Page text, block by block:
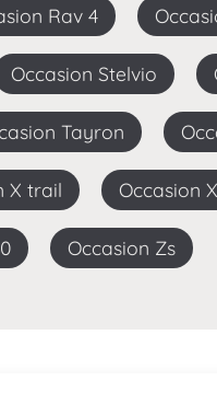
Rav 4
Occasion Stelvio
Tayron
X trail Occasion
Occasion Zs